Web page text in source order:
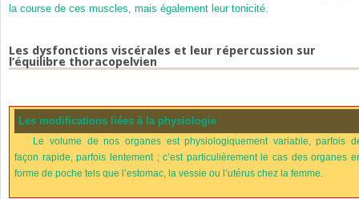
la course de ces muscles, mais également leur tonicité.
Les dysfonctions viscérales et leur répercussion sur
l’équilibre thoracopelvien
Les modifications liées à la physiologie
Le volume de nos organes est physiologiquement variable, parfois
façon rapide, parfois lentement ; c’est particulièrement le cas des organes
forme de poche tels que l’estomac, la vessie ou l’utérus chez la femme.